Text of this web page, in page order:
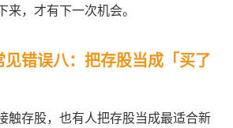
，才有下一次机会。
错误八：把存股当成「买了
触存股，也有人把存股当成最适合新